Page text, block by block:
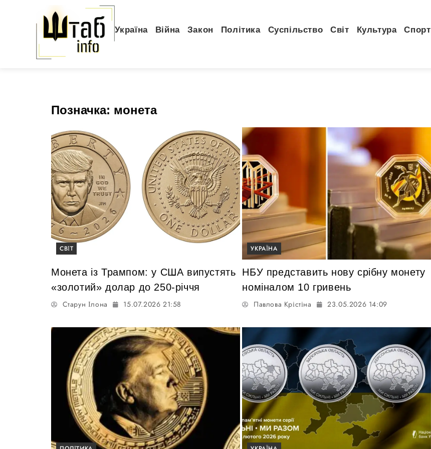
Україна Війна Закон Політика Суспільство Світ Культура Спорт
Позначка: монета
СВІТ
Монета із Трампом: у США випустять
«золотий» долар до 250-річчя
Старун Ілона 15.07.2026 21:58
УКРАЇНА
НБУ представить нову срібну монету
номіналом 10 гривень
Павлова Крістіна 23.05.2026 14:09